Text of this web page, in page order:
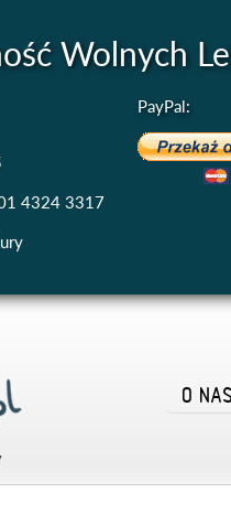
Wolnych
4324 3317
PayPal:
O